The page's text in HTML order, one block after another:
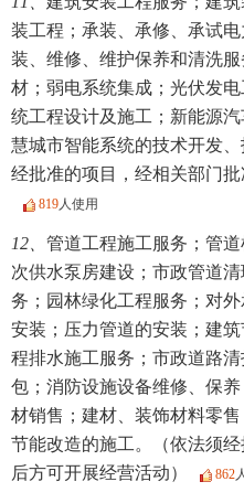
装工程；承装、承修、承试
装、维修、维护保养和清洗
材；弱电系统集成；光伏发
统工程设计及施工；新能源
慧城市智能系统的技术开发
经批准的项目，经相关部门
819人使用
12、 管道工程施工服务；管
次供水泵房建设；市政管道
务；园林绿化工程服务；对
安装；压力管道的安装；建
程排水施工服务；市政道路
包；消防设施设备维修、保
材销售；建材、装饰材料零
节能改造的施工。（依法须
后方可开展经营活动）
862